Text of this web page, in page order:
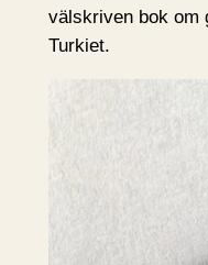
välskriven bok om
Turkiet.